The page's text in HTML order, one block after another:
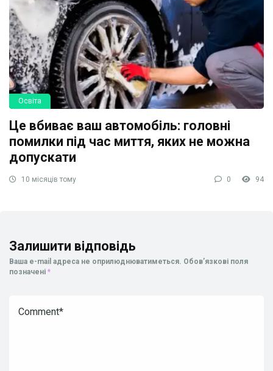
Освіта
Це вбиває ваш автомобіль: головні
помилки під час миття, яких не можна
допускати
10 місяців тому 0 94
Залишити відповідь
Ваша e-mail адреса не оприлюднюватиметься. Обов’язкові поля
позначені *